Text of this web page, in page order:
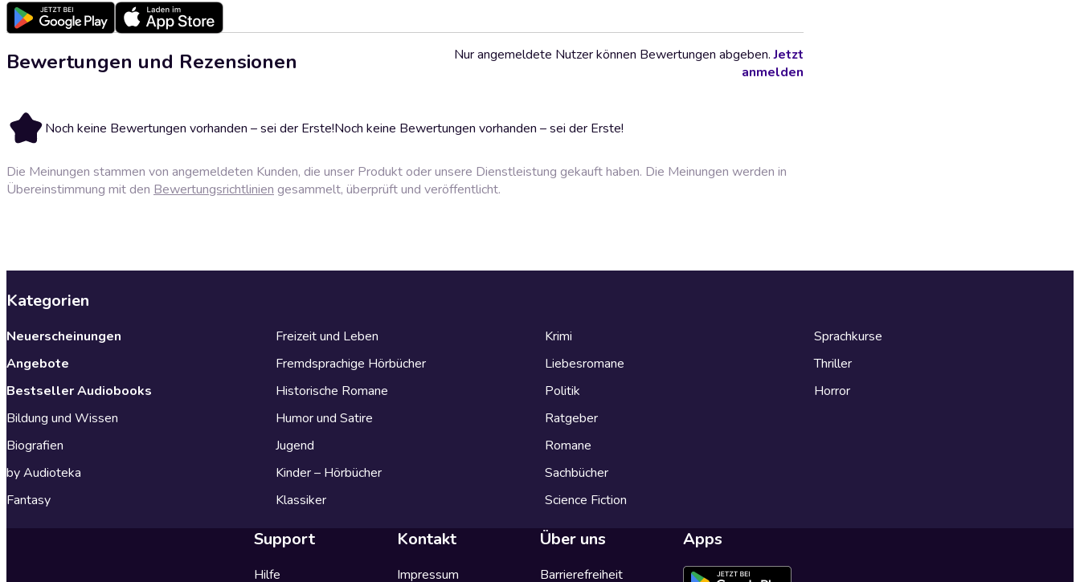
Bewertungen und Rezensionen
Noch keine Bewertungen vorhanden – sei der Erste!Noch keine Bewertungen vorhanden – sei der Erste!
Nur angemeldete Nutzer können Bewertungen abgeben.Jetzt
anmelden
Die Meinungen stammen von angemeldeten Kunden, die unser Produkt oder unsere Dienstleistung gekauft haben. Die Meinungen werden in
Übereinstimmung mit den Bewertungsrichtlinien gesammelt, überprüft und veröffentlicht.
Kategorien
Neuerscheinungen
Angebote
Bestseller Audiobooks
Bildung und Wissen
Biografien
by Audioteka
Fantasy
Freizeit und Leben
Fremdsprachige Hörbücher
Historische Romane
Humor und Satire
Jugend
Kinder – Hörbücher
Klassiker
Krimi
Liebesromane
Politik
Ratgeber
Romane
Sachbücher
Science Fiction
Sprachkurse
Thriller
Horror
Support
Hilfe
Kontakt
Impressum
Über uns
Barrierefreiheit
Apps